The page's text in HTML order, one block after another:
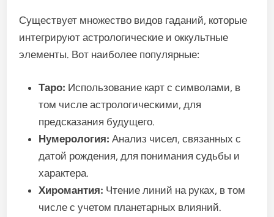
Существует множество видов гаданий, которые
интегрируют астрологические и оккультные
элементы. Вот наиболее популярные:
Таро: Использование карт с символами, в
том числе астрологическими, для
предсказания будущего.
Нумерология: Анализ чисел, связанных с
датой рождения, для понимания судьбы и
характера.
Хиромантия: Чтение линий на руках, в том
числе с учетом планетарных влияний.